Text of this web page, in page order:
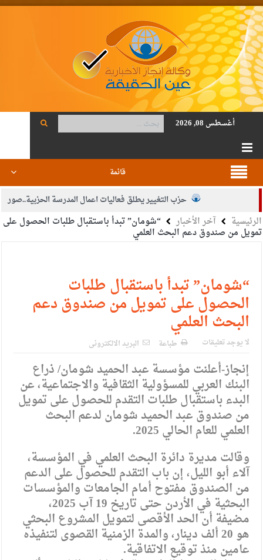
أغسطس 08, 2026
قائمة
حزب التغيير يطلق فعاليات اعمال المدرسة الحزبية..صور
الجيش يفتح باب التجنيد لحملة البكالوريوس في الحقوق والقانون
بيان اجتماع عمّان:دعم الوصاية الهاشمية التاريخية على المقدسات
الأمن يتلف 16 مليون حبة كبتاجون و1480 كغم مواد مخدرة
النواب يقر مشروع تعديل قانون الملكية العقارية
القاضي يلتقي رؤساء تحرير الصحف اليومية ويؤكد حرص مجلس
دعوة المكلفين بخدمة العلم (الدفعة الثالثة) إلى مراجعة منصة خدمة
العلم
الملك يلتقي مجموعة من رفاق السلاح
القاضي محمود أحمد فريحات.. مبارك ومزيدا من التوفيق
الرئيسية آخر الأخبار “شومان” تبدأ باستقبال طلبات الحصول على
تمويل من صندوق دعم البحث العلمي
“شومان” تبدأ باستقبال طلبات
الحصول على تمويل من صندوق دعم
البحث العلمي
لا يوجد تعليقات طباعة البريد الالكترونى
إنجاز-أعلنت مؤسسة عبد الحميد شومان/ ذراع
البنك العربي للمسؤولية الثقافية والاجتماعية، عن
البدء باستقبال طلبات التقدم للحصول على تمويل
من صندوق عبد الحميد شومان لدعم البحث
العلمي للعام الحالي 2025.
وقالت مديرة دائرة البحث العلمي في المؤسسة،
آلاء أبو الليل، إن باب التقدم للحصول على الدعم
من الصندوق مفتوح أمام الجامعات والمؤسسات
البحثية في الأردن حتى تاريخ 19 آب 2025،
مضيفة أن الحد الأقصى لتمويل المشروع البحثي
هو 20 ألف دينار، والمدة الزمنية القصوى لتنفيذه
عامين منذ توقيع الاتفاقية.